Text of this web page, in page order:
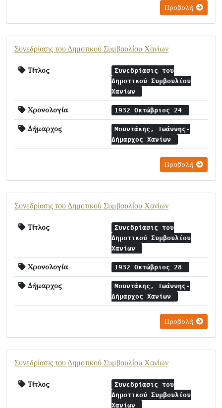
Προβολή
Συνεδρίασις του Δημοτικού Συμβουλίου Χανίων
Τίτλος
Συνεδρίασις του
Δημοτικού Συμβουλίου
Χανίων
Χρονολογία 1932 Οκτώβριος 24
Δήμαρχος
Μουντάκης, Ιωάννης-
Δήμαρχος Χανίων
Προβολή
Συνεδρίασις του Δημοτικού Συμβουλίου Χανίων
Τίτλος
Συνεδρίασις του
Δημοτικού Συμβουλίου
Χανίων
Χρονολογία 1932 Οκτώβριος 28
Δήμαρχος
Μουντάκης, Ιωάννης-
Δήμαρχος Χανίων
Προβολή
Συνεδρίασις του Δημοτικού Συμβουλίου Χανίων
Τίτλος
Συνεδρίασις του
Δημοτικού Συμβουλίου
Χανίων